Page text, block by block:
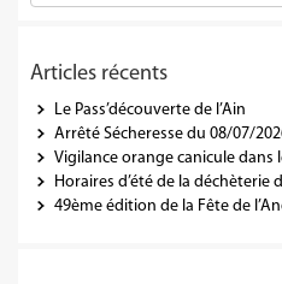
Articles récents
Le Pass’découverte de l’Ain
Arrêté Sécheresse du 08/07/
Vigilance orange canicule dans
Horaires d’été de la déchèterie
49ème édition de la Fête de